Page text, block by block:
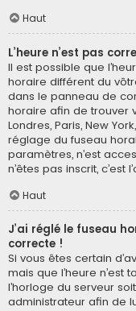
Haut
L’heure n’est pas
Il est possible que
horaire différent du
dans le panneau de
horaire afin de trouver
Londres, Paris, New
réglage du fuseau
paramètres, n’est
n’êtes pas inscrit,
Haut
J’ai réglé le fuseau
correcte !
Si vous êtes certain
mais que l’heure
l’horloge du serveur
administrateur afin de